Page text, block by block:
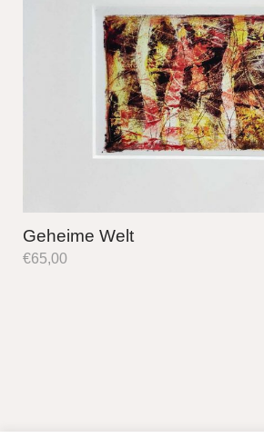
Geheime Welt
€65,00